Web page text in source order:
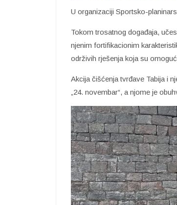
U organizaciji Sportsko-
Tokom trosatnog događaja,
njenim fortifikacionim
održivih rješenja koja su
Akcija čišćenja tvrđave Tabija i
„24. novembar“, a njome je